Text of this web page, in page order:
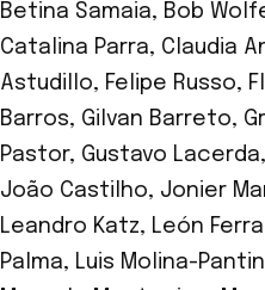
Betina Samaia, Bob
Catalina Parra, Claudia
Astudillo, Felipe Russo,
Barros, Gilvan Barreto,
Pastor, Gustavo Lacerda,
João Castilho, Jonier
Leandro Katz, León
Palma, Luis Molina-Pantin